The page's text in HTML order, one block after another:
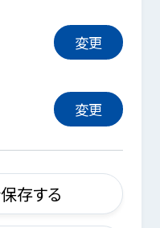
変更
変更
存する